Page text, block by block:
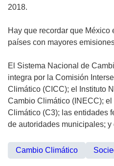
2018.
Hay que recordar que México
países con mayores
El Sistema Nacional de
integra por la Comisión
Climático (CICC); el Instituto
Cambio Climático (INECC);
Climático (C3); las entidades
de autoridades municipales;
Cambio Climático